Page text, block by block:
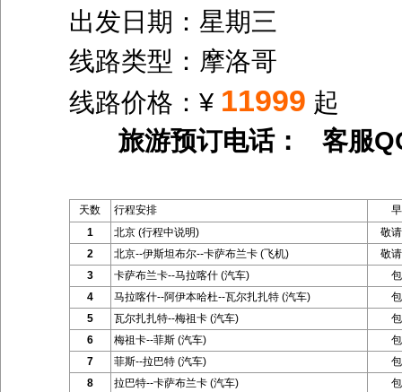
出发日期：星期三
线路类型：摩洛哥
线路价格：¥ 11999 起
旅游预订电话： 客服
天数 行程安排
1
北京 (行程中说明)
敬
2
北京--伊斯坦布尔--卡萨布兰卡 (飞机)
敬
3
卡萨布兰卡--马拉喀什 (汽车)
4
马拉喀什--阿伊本哈杜--瓦尔扎扎特 (汽车)
5
瓦尔扎扎特--梅祖卡 (汽车)
6
梅祖卡--菲斯 (汽车)
7
菲斯--拉巴特 (汽车)
8
拉巴特--卡萨布兰卡 (汽车)